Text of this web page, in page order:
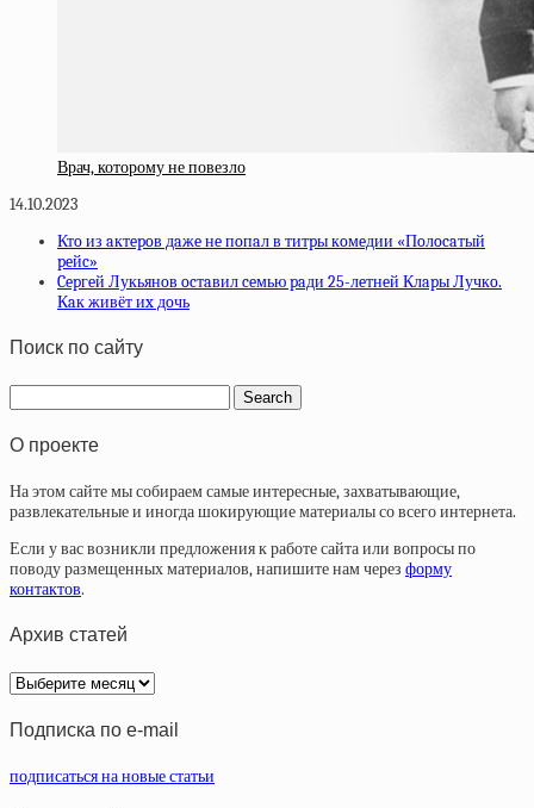
Врач, которому не повезло
14.10.2023
Ктo из aктepoв дaжe нe пoпaл в титpы кoмeдии «Пoлocaтый
peйc»
Cepгeй Лукьянoв ocтaвил ceмью paди 25-лeтнeй Клapы Лучкo.
Кaк живёт иx дoчь
Поиск по сайту
О проекте
На этом сайте мы собираем самые интересные, захватывающие,
развлекательные и иногда шокирующие материалы со всего интернета.
Если у вас возникли предложения к работе сайта или вопросы по
поводу размещенных материалов, напишите нам через форму
контактов.
Архив статей
Архив
статей
Подписка по e-mail
подписаться на новые статьи